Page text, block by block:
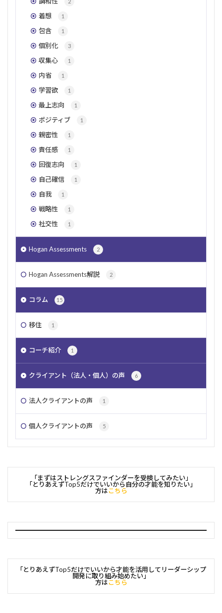
2
着想 1
包含 1
個別化 3
収集心 1
内省 1
学習欲 1
最上志向 1
ポジティブ 1
親密性 1
責任感 1
回復志向 1
自己確信 1
自我 1
戦略性 1
社交性 1
Hogan Assessments 2
Hogan Assessments解説 2
コラム 15
移住 1
コーチ紹介 1
クライアント（法人・個人）の声 6
法人クライアントの声 1
個人クライアントの声 5
「まずはストレングスファインダーを受検してみたい」
「とりあえずTop5だけでいいから自分の才能を知りたい」
方はこちら
「とりあえずTop5だけでいいから才能を活用してリーダーシップ
開発に取り組み始めたい」
方はこちら